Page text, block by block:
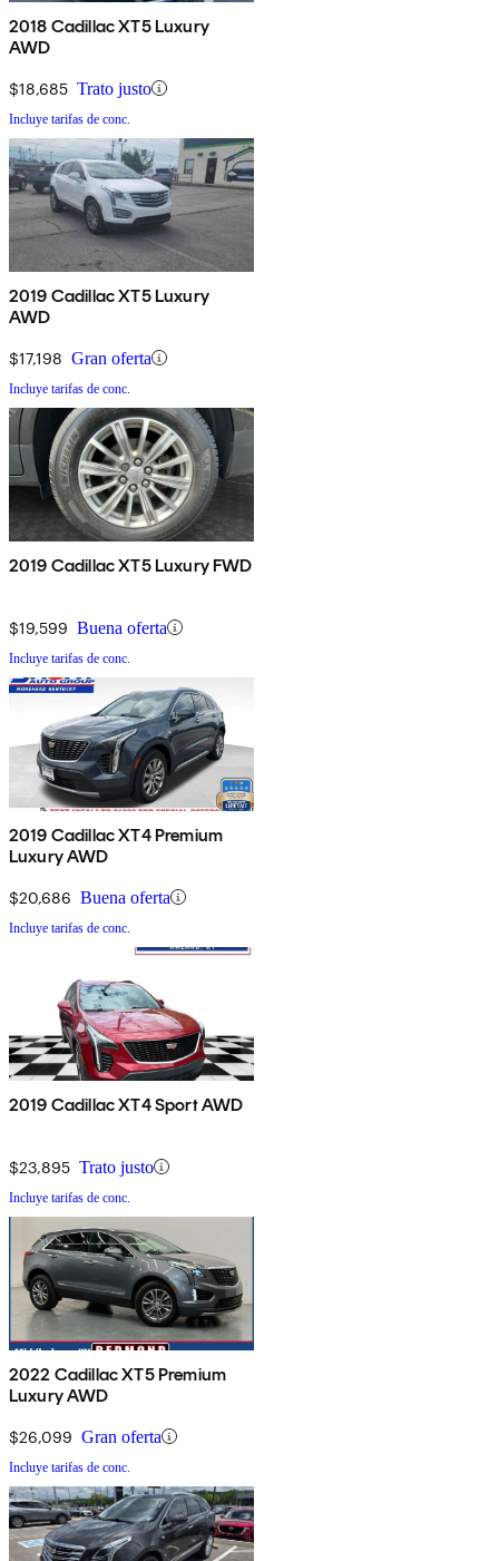
2018 Cadillac XT5 Luxury
AWD
$18,685 Trato justo
Incluye tarifas de conc.
2019 Cadillac XT5 Luxury
AWD
$17,198 Gran oferta
Incluye tarifas de conc.
2019 Cadillac XT5 Luxury FWD
$19,599 Buena oferta
Incluye tarifas de conc.
2019 Cadillac XT4 Premium
Luxury AWD
$20,686 Buena oferta
Incluye tarifas de conc.
2019 Cadillac XT4 Sport AWD
$23,895 Trato justo
Incluye tarifas de conc.
2022 Cadillac XT5 Premium
Luxury AWD
$26,099 Gran oferta
Incluye tarifas de conc.